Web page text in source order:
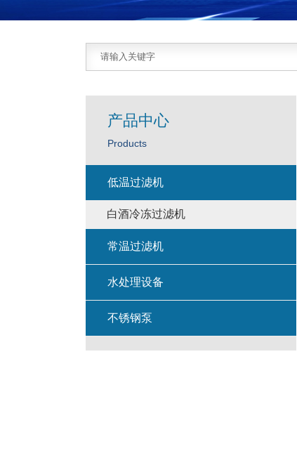
产品中心
Products
低温过滤机
白酒冷冻过滤机
常温过滤机
水处理设备
不锈钢泵